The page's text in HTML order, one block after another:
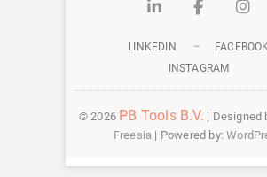
Linkedin
LINKEDIN
FACEBOOK
INSTAGRAM
© 2026 PB Tools B.V. | Designed
Freesia | Powered by: